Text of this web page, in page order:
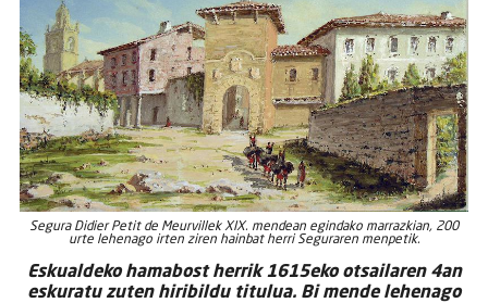
Segura Didier Petit de Meurvillek XIX. mendean egindako marrazkian, 200
urte lehenago irten ziren hainbat herri Seguraren menpetik.
Eskualdeko hamabost herrik 1615eko otsailaren 4an
eskuratu zuten hiribildu titulua. Bi mende lehenago